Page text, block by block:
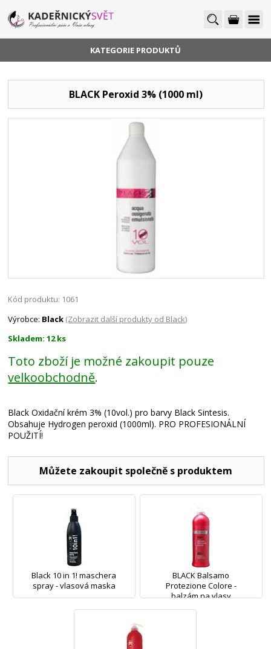
KATEGORIE PRODUKTŮ
BLACK Peroxid 3% (1000 ml)
Kód produktu: 1061
Výrobce: Black (Zobrazit další produkty od Black)
Skladem: 12 ks
Toto zboží je možné zakoupit pouze
velkoobchodně.
Black Oxidační krém 3% (10vol.) pro barvy Black Sintesis.
Obsahuje Hydrogen peroxid (1000ml). PRO PROFESIONÁLNÍ
POUŽITÍ!
Můžete zakoupit společně s produktem
Black 10 in 1! maschera
spray - vlasová maska
BLACK Balsamo
Protezione Colore -
balzám na vlasy